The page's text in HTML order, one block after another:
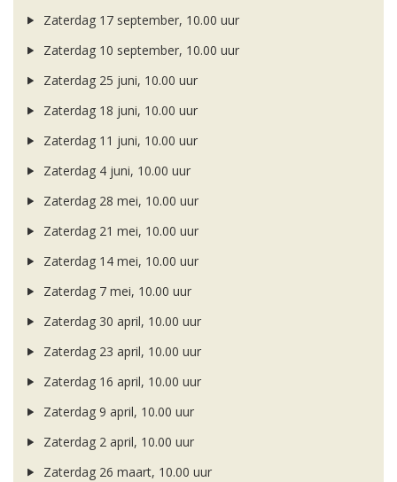
Zaterdag 17 september, 10.00 uur
Zaterdag 10 september, 10.00 uur
Zaterdag 25 juni, 10.00 uur
Zaterdag 18 juni, 10.00 uur
Zaterdag 11 juni, 10.00 uur
Zaterdag 4 juni, 10.00 uur
Zaterdag 28 mei, 10.00 uur
Zaterdag 21 mei, 10.00 uur
Zaterdag 14 mei, 10.00 uur
Zaterdag 7 mei, 10.00 uur
Zaterdag 30 april, 10.00 uur
Zaterdag 23 april, 10.00 uur
Zaterdag 16 april, 10.00 uur
Zaterdag 9 april, 10.00 uur
Zaterdag 2 april, 10.00 uur
Zaterdag 26 maart, 10.00 uur